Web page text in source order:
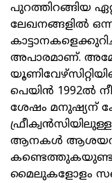
പുറത്തിറങ്ങിയ
ലേഖനങ്ങളിൽ
അപാരമാണ്.
പെയിൻ 1992ൽ
ശേഷം മനുഷ്യന്
ആനകൾ
മൈലുകളോളം